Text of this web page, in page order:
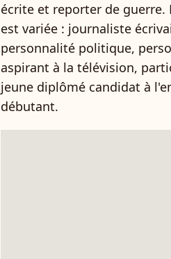
écrite et reporter de guerre.
est variée : journaliste
personnalité politique,
aspirant à la télévision,
jeune diplômé candidat à
débutant.